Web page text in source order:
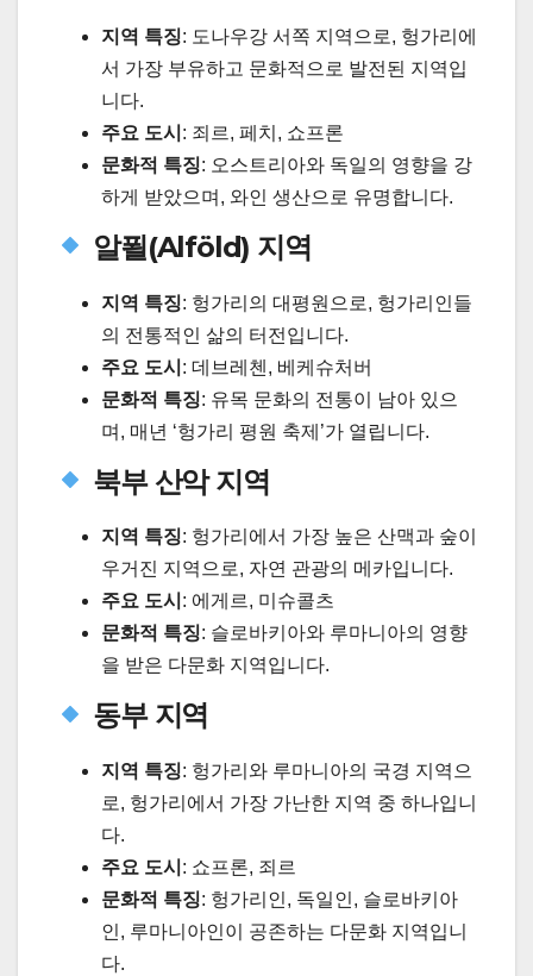
지역 특징: 도나우강 서쪽 지역으로, 헝가리에
서 가장 부유하고 문화적으로 발전된 지역입
니다.
주요 도시 : 죄르, 페치, 쇼프론
문화적 특징: 오스트리아와 독일의 영향을 강
하게 받았으며, 와인 생산으로 유명합니다.
알푈(Alföld) 지역
지역 특징: 헝가리의 대평원으로, 헝가리인들
의 전통적인 삶의 터전입니다.
주요 도시 : 데브레첸, 베케슈처버
문화적 특징: 유목 문화의 전통이 남아 있으
며, 매년 ‘헝가리 평원 축제’가 열립니다.
북부 산악 지역
지역 특징: 헝가리에서 가장 높은 산맥과 숲이
우거진 지역으로, 자연 관광의 메카입니다.
주요 도시 : 에게르, 미슈콜츠
문화적 특징: 슬로바키아와 루마니아의 영향
을 받은 다문화 지역입니다.
동부 지역
지역 특징: 헝가리와 루마니아의 국경 지역으
로, 헝가리에서 가장 가난한 지역 중 하나입니
다.
주요 도시 : 쇼프론, 죄르
문화적 특징: 헝가리인, 독일인, 슬로바키아
인, 루마니아인이 공존하는 다문화 지역입니
다.